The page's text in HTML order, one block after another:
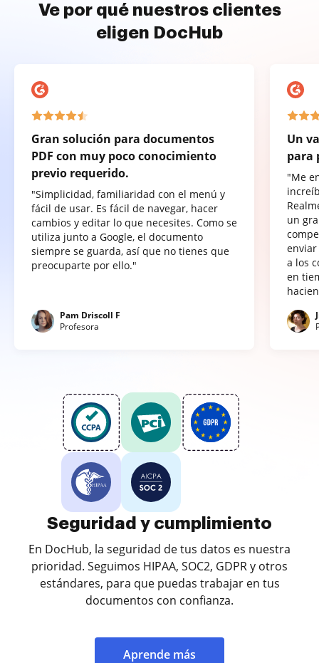
Ve por qué nuestros clientes
eligen DocHub
Gran solución para documentos
PDF con muy poco conocimiento
previo requerido.
"Simplicidad, familiaridad con el menú y
fácil de usar. Es fácil de navegar, hacer
cambios y editar lo que necesites. Como se
utiliza junto a Google, el documento
siempre se guarda, así que no tienes que
preocuparte por ello."
Pam Driscoll F
Profesora
Un
para
"Me
un
a los
en
Seguridad y cumplimiento
En DocHub, la seguridad de tus datos es nuestra
prioridad. Seguimos HIPAA, SOC2, GDPR y otros
estándares, para que puedas trabajar en tus
documentos con confianza.
Aprende más